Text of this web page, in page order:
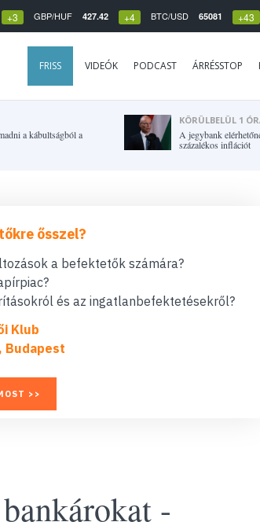
+3 GBP/HUF 427.42 +4 BTC/USD 65081 +43
FRISS VIDEÓK PODCAST ÁRRÉSSTOP
a kábultságból a
KÖRÜLBELÜL 1
A jegybank
százalékos inflációt
ősszel?
a befektetők számára?
és az ingatlanbefektetésekről?
Klub
Budapest
>>
-